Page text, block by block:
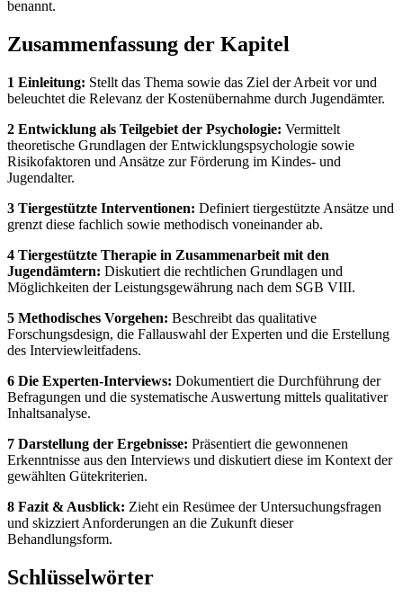
benannt.
Zusammenfassung der Kapitel
1 Einleitung: Stellt das Thema sowie das Ziel der Arbeit vor und
beleuchtet die Relevanz der Kostenübernahme durch Jugendämter.
2 Entwicklung als Teilgebiet der Psychologie: Vermittelt
theoretische Grundlagen der Entwicklungspsychologie sowie
Risikofaktoren und Ansätze zur Förderung im Kindes- und
Jugendalter.
3 Tiergestützte Interventionen: Definiert tiergestützte Ansätze und
grenzt diese fachlich sowie methodisch voneinander ab.
4 Tiergestützte Therapie in Zusammenarbeit mit den
Jugendämtern: Diskutiert die rechtlichen Grundlagen und
Möglichkeiten der Leistungsgewährung nach dem SGB VIII.
5 Methodisches Vorgehen: Beschreibt das qualitative
Forschungsdesign, die Fallauswahl der Experten und die Erstellung
des Interviewleitfadens.
6 Die Experten-Interviews: Dokumentiert die Durchführung der
Befragungen und die systematische Auswertung mittels qualitativer
Inhaltsanalyse.
7 Darstellung der Ergebnisse: Präsentiert die gewonnenen
Erkenntnisse aus den Interviews und diskutiert diese im Kontext der
gewählten Gütekriterien.
8 Fazit & Ausblick: Zieht ein Resümee der Untersuchungsfragen
und skizziert Anforderungen an die Zukunft dieser
Behandlungsform.
Schlüsselwörter